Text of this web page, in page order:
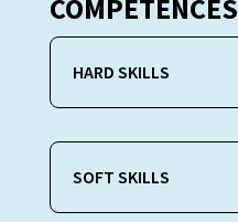
HARD SKILLS
SOFT SKILLS